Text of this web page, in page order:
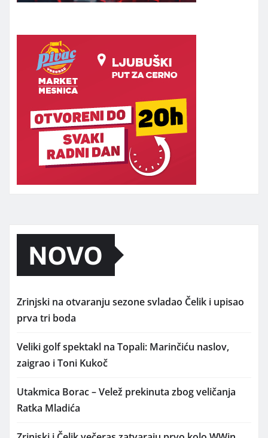
NOVO
Zrinjski na otvaranju sezone svladao Čelik i upisao
prva tri boda
Veliki golf spektakl na Topali: Marinčiću naslov,
zaigrao i Toni Kukoč
Utakmica Borac – Velež prekinuta zbog veličanja
Ratka Mladića